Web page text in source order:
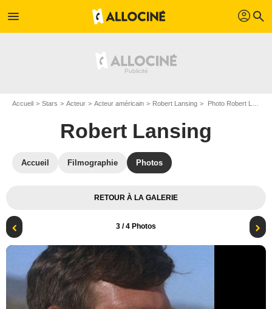
menu profil search
Accueil Stars Acteur Acteur américain Robert Lansing Photo Robert Lansing
Robert Lansing
Accueil Filmographie Photos
RETOUR À LA GALERIE
3 / 4 Photos